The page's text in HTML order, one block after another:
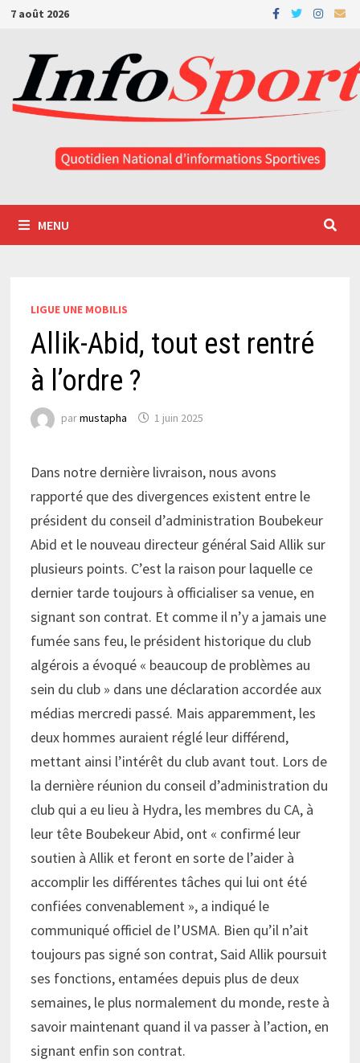
Passer
contenu
7 août 2026
MENU
LIGUE UNE MOBILIS
Allik-Abid, tout est rentré
à l’ordre ?
parmustapha 1 juin 2025
Dans notre dernière livraison, nous avons
rapporté que des divergences existent entre le
président du conseil d’administration Boubekeur
Abid et le nouveau directeur général Said Allik sur
plusieurs points. C’est la raison pour laquelle ce
dernier tarde toujours à officialiser sa venue, en
signant son contrat. Et comme il n’y a jamais une
fumée sans feu, le président historique du club
algérois a évoqué « beaucoup de problèmes au
sein du club » dans une déclaration accordée aux
médias mercredi passé. Mais apparemment, les
deux hommes auraient réglé leur différend,
mettant ainsi l’intérêt du club avant tout. Lors de
la dernière réunion du conseil d’administration du
club qui a eu lieu à Hydra, les membres du CA, à
leur tête Boubekeur Abid, ont « confirmé leur
soutien à Allik et feront en sorte de l’aider à
accomplir les différentes tâches qui lui ont été
confiées convenablement », a indiqué le
communiqué officiel de l’USMA. Bien qu’il n’ait
toujours pas signé son contrat, Said Allik poursuit
ses fonctions, entamées depuis plus de deux
semaines, le plus normalement du monde, reste à
savoir maintenant quand il va passer à l’action, en
signant enfin son contrat.